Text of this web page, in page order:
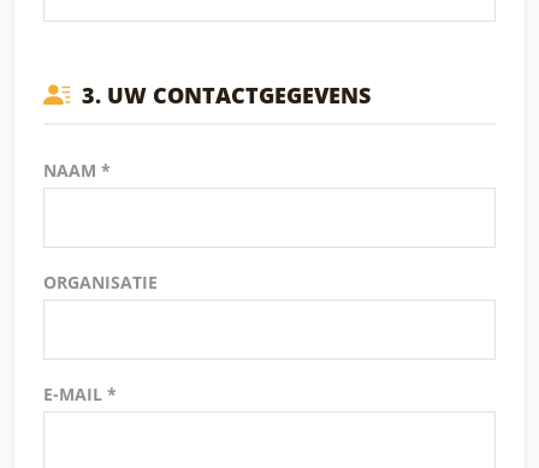
3. UW CONTACTGEGEVENS
NAAM *
ORGANISATIE
E-MAIL *